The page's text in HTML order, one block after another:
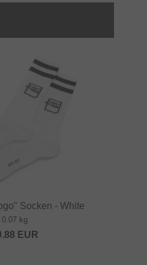
Socken - White
0.07 kg
EUR